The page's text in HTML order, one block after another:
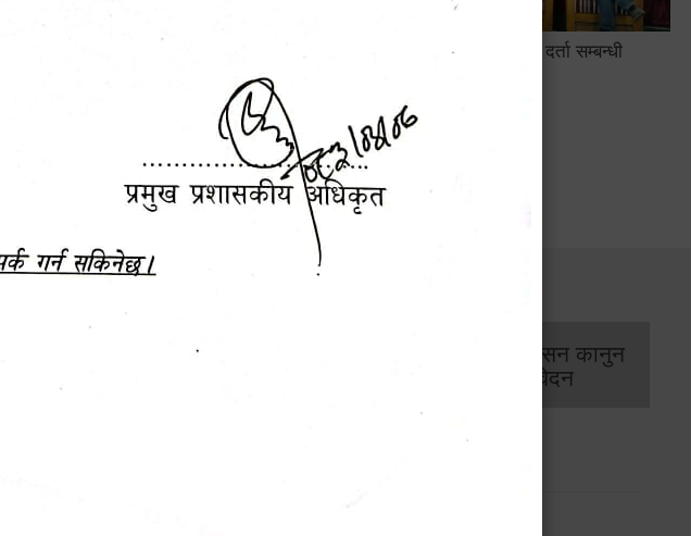
सामाजिक सुरक्षा तथा घटना दर्ता सम्बन्धी
आर्थिक प्रशासन कानुन
/ प्रतिवेदन